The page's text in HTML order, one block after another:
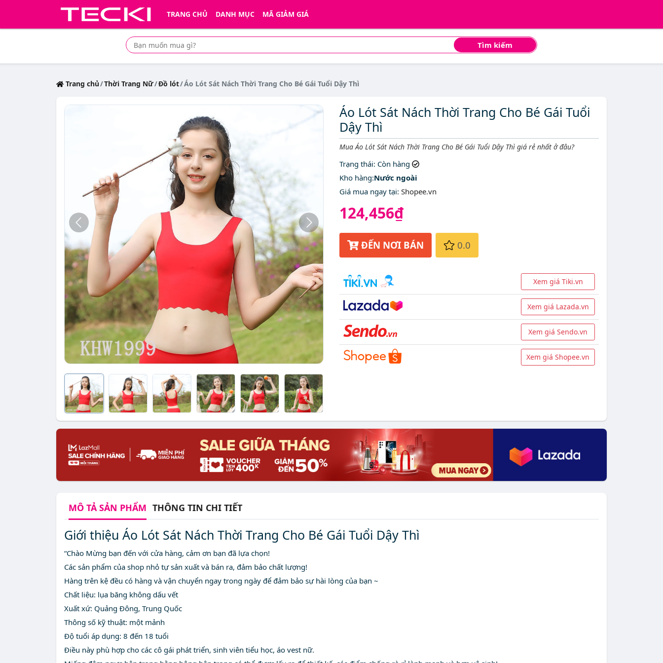
TRANG CHỦ DANH MỤC MÃ GIẢM GIÁ
Tìm kiếm
Tìm mua sản phẩm giá rẻ nhất
Trang chủ Thời Trang Nữ Đồ lót Áo Lót Sát Nách Thời Trang Cho Bé Gái Tuổi Dậy Thì
Áo Lót Sát Nách Thời Trang Cho Bé Gái Tuổi
Dậy Thì
Mô tả ngắn
Mua Áo Lót Sát Nách Thời Trang Cho Bé Gái Tuổi Dậy Thì giá rẻ nhất ở đâu?
Trạng thái: Còn hàng
Kho hàng:Nước ngoài
Giá mua ngay tại: Shopee.vn
124,456₫
ĐẾN NƠI BÁN 0.0
Xem giá Tiki.vn
Xem giá Lazada.vn
Xem giá Sendo.vn
Xem giá Shopee.vn
MÔ TẢSẢN PHẨM THÔNG TIN CHI TIẾT
Giới thiệu Áo Lót Sát Nách Thời Trang Cho Bé Gái Tuổi Dậy Thì
“Chào Mừng bạn đến với cửa hàng, cảm ơn bạn đã lựa chọn!
Các sản phẩm của shop nhỏ tự sản xuất và bán ra, đảm bảo chất lượng!
Hàng trên kệ đều có hàng và vận chuyển ngay trong ngày để đảm bảo sự hài lòng của bạn ~
Chất liệu: lụa băng không dấu vết
Xuất xứ: Quảng Đông, Trung Quốc
Thông số kỹ thuật: một mảnh
Độ tuổi áp dụng: 8 đến 18 tuổi
Điều này phù hợp cho các cô gái phát triển, sinh viên tiểu học, áo vest nữ.